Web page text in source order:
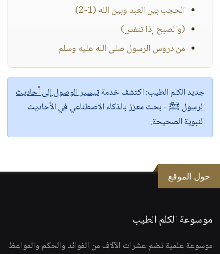
الحجب بين العبد وبين الله (1-2)
(والصبح إذا تنفس)
من دروس الرسول صلى الله عليه وسلم
جديد الكلم الطيب:اكتشف خدمةتيسير الوصول إلى أحاديث
الرسول ﷺ - بحث معزز بالذكاء الاصطناعي في الأحاديث
النبوية الصحيحة.
حول الموقع
موسوعة الكلم الطيب
موسوعة علمية تضم عشرات الآلاف من الفوائد والحكم والمواعظ